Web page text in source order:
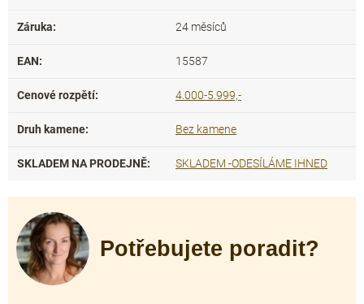
Záruka: 24 měsíců
EAN: 15587
Cenové rozpětí: 4.000-5.999,-
Druh kamene: Bez kamene
SKLADEM NA PRODEJNĚ: SKLADEM -ODESÍLÁME IHNED
Potřebujete poradit?